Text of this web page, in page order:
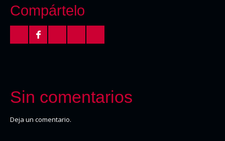
Compártelo
Sin comentarios
Deja un comentario.